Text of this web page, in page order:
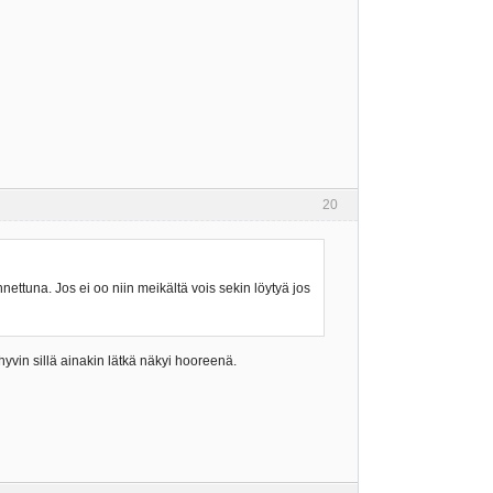
20
Jos ei oo niin meikältä vois sekin löytyä jos
sillä ainakin lätkä näkyi hooreenä.